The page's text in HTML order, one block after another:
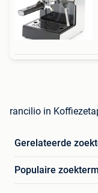
rancilio in
Gerelateerde
Populaire